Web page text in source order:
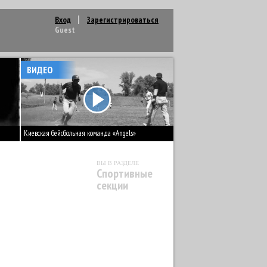
Вход
Зарегистрироваться
Guest
Киевская бейсбольная команда «Angels»
ВИДЕО
ВЫ В РАЗДЕЛЕ
Спортивные
секции